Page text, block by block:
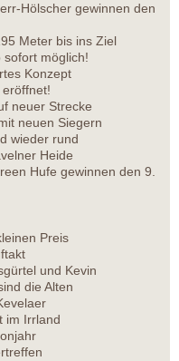
Hölscher gewinnen den
Meter bis ins Ziel
sofort möglich!
Konzept
neuer Strecke
neuen Siegern
wieder rund
Heide
Hufe gewinnen den 9.
Preis
und Kevin
die Alten
im Irrland